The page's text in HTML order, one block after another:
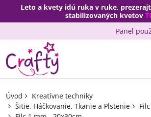
Leto a kvety idú ruka v ruke,
stabilizovaných kvetov
Panel
Úvod
Kreatívne techniky
Šitie, Háčkovanie, Tkanie a Plstenie
Filc